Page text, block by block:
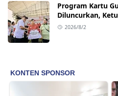
Program Kartu
Diluncurkan,
Kesejahteraan
2026/8/2